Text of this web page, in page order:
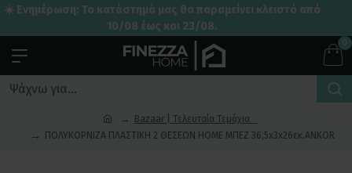
☀️ Ενημέρωση: Το κατάστημά μας θα παραμείνει κλειστό από
10/08 έως και 23/08.
0
Bazaar | Τελευταία Τεμάχια
ΠΟΛΥΚΟΡΝΙΖΑ ΠΛΑΣΤΙΚΗ 2 ΘΕΣΕΩΝ HOME ΜΠΕΖ 36,5x3x26εκ.ANKOR